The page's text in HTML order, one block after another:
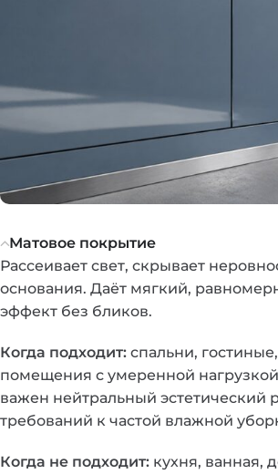
Матовое покрытие
Рассеивает свет, скрывает
основания. Даёт мягкий,
эффект без бликов.
Когда подходит: спальни,
помещения с умеренной нагрузкой
важен нейтральный эстетический
требований к частой влажной
Когда не подходит: кухня, ванная,